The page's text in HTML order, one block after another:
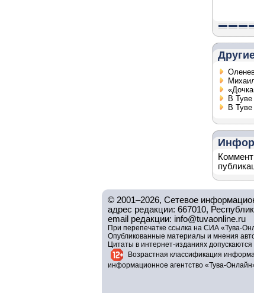
В Туве
В
© 2001–2026, Сетевое
адрес редакции: 667010,
email редакции: info@tuvaonline.ru
При перепечатке ссылка на СИА «Тува-
Опубликованные материалы и мнения
Цитаты в интернет-изданиях
Возрастная классификация
информационное агентство «Тува-